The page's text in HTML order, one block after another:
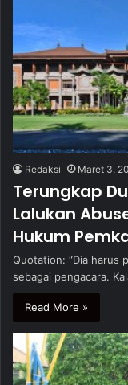
Redaksi Maret 3,
Terungkap
Lalukan
Hukum
Quotation: “Dia harus
sebagai pengacara.
Read More »